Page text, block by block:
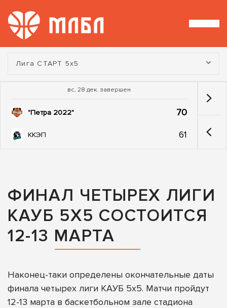
Турнир:
Лига СТАРТ 5х5
вс, 28 дек. завершен
"Петра 2022" 70
ККЭП 61
ФИНАЛ ЧЕТЫРЕХ ЛИГИ
КАУБ 5Х5 СОСТОИТСЯ
12-13 МАРТА
Наконец-таки определены окончательные даты
финала четырех лиги КАУБ 5х5. Матчи пройдут
12-13 марта в баскетбольном зале стадиона